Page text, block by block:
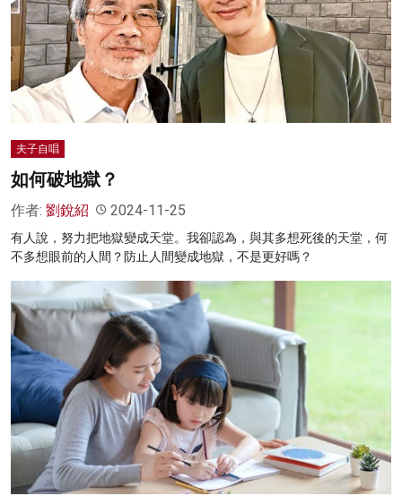
夫子自唱
如何破地獄？
作者: 劉銳紹 2024-11-25
有人說，努力把地獄變成天堂。我卻認為，與其多想死後的天堂，何
不多想眼前的人間？防止人間變成地獄，不是更好嗎？